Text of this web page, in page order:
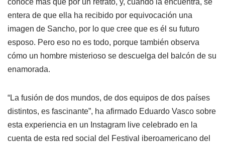
entera de que ella ha recibido por equivocación una
imagen de Sancho, por lo que cree que es él su futuro
esposo. Pero eso no es todo, porque también observa
cómo un hombre misterioso se descuelga del balcón de su
enamorada.
“La fusión de dos mundos, de dos equipos de dos países
distintos, es fascinante”, ha afirmado Eduardo Vasco sobre
esta experiencia en un Instagram live celebrado en la
cuenta de esta red social del Festival iberoamericano del